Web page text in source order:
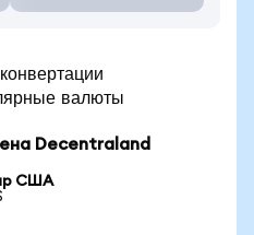
валюты
Decentraland
США